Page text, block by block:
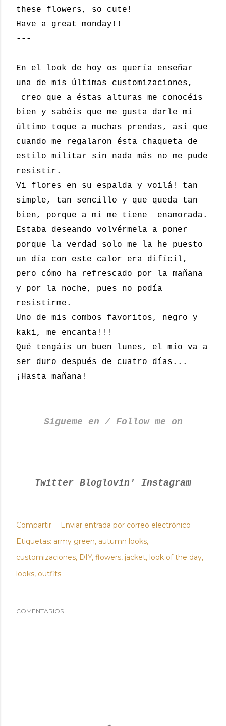
these flowers, so cute!
Have a great monday!!
---
En el look de hoy os quería enseñar
una de mis últimas customizaciones,
creo que a éstas alturas me conocéis
bien y sabéis que me gusta darle mi
último toque a muchas prendas, así que
cuando me regalaron ésta chaqueta de
estilo militar sin nada más no me pude
resistir.
Vi flores en su espalda y voilá! tan
simple, tan sencillo y que queda tan
bien, porque a mi me tiene enamorada.
Estaba deseando volvérmela a poner
porque la verdad solo me la he puesto
un día con este calor era difícil,
pero cómo ha refrescado por la mañana
y por la noche, pues no podía
resistirme.
Uno de mis combos favoritos, negro y
kaki, me encanta!!!
Qué tengáis un buen lunes, el mío va a
ser duro después de cuatro días...
¡Hasta mañana!
Sígueme en / Follow me on
Twitter Bloglovin' Instagram
Compartir
Enviar entrada por correo electrónico
Etiquetas: army green autumn looks
customizaciones DIY flowers jacket look of the day
looks outfits
COMENTARIOS